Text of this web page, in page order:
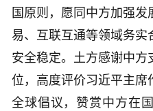
国原则，愿同中方加强
易、互联互通等领域务实
安全稳定。土方感谢中
位，高度评价习近平主席
全球倡议，赞赏中方在